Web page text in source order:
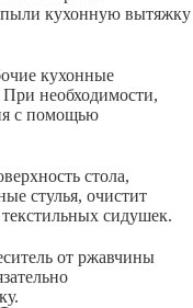
кухонную вытяжку
кухонные
необходимости,
с помощью
стола,
стулья, очистит
сидушек.
от ржавчины